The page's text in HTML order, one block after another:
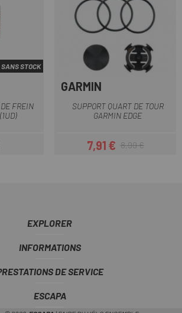
SANS STOCK
FREIN
GARMIN
SUPPORT QUART DE TOUR
GARMIN EDGE
Prix
7,91 €Prix habituel
8,99 €
EXPLORER
INFORMATIONS
DE SERVICE
ESCAPA